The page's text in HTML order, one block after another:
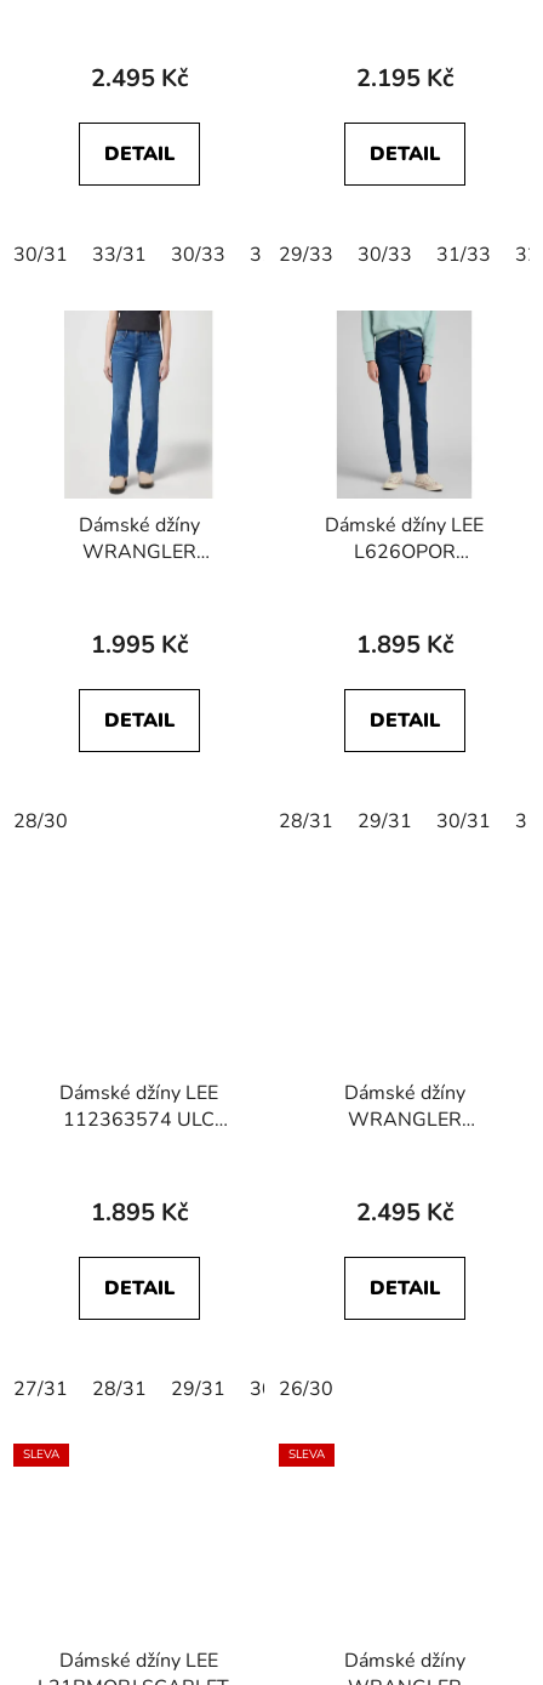
2.495 Kč
DETAIL
30/31 33/31 30/33 31/33 32/33 33/33
2.195 Kč
DETAIL
29/33 30/33 31/33
Dámské džíny
WRANGLER
Camellia
1.995 Kč
DETAIL
28/30
Dámské džíny LEE
L626OPOR
Zuri
1.895 Kč
DETAIL
28/31 29/31 30/31
Dámské džíny LEE
112363574 ULC
1.895 Kč
DETAIL
27/31 28/31 29/31 30/31 31/31
Dámské džíny
WRANGLER
2.495 Kč
DETAIL
26/30
SLEVA
Dámské džíny LEE
SLEVA
Dámské džíny